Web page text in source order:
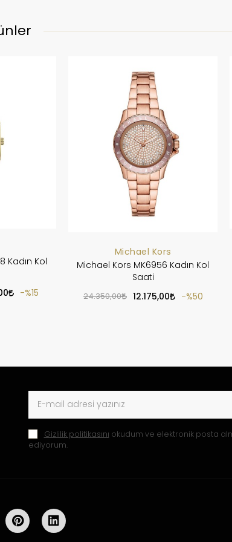
Kadın Kol
%15
Michael Kors
Michael Kors MK6956 Kadın Kol
Saati
24.350,00 12.175,00 %50
Gizlilik politikasını okudum ve elektronik posta
ediyorum.